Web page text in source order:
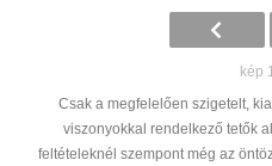
kép
Csak a megfelelően szigetelt,
viszonyokkal rendelkező tetők
feltételeknél szempont még az